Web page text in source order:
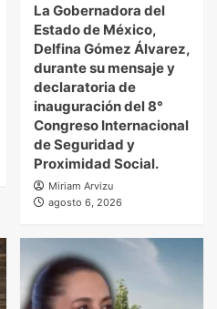
La Gobernadora del
Estado de México,
Delfina Gómez Álvarez,
durante su mensaje y
declaratoria de
inauguración del 8°
Congreso Internacional
de Seguridad y
Proximidad Social.
Miriam Arvizu
agosto 6, 2026